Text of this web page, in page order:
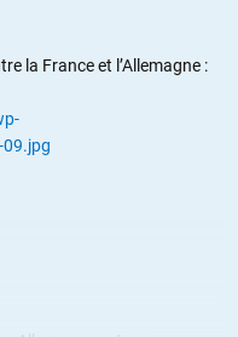
la France et l’Allemagne :